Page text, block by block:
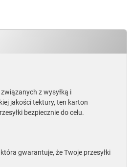
z wysyłką i
jakości tektury, ten karton
bezpiecznie do celu.
gwarantuje, że Twoje przesyłki